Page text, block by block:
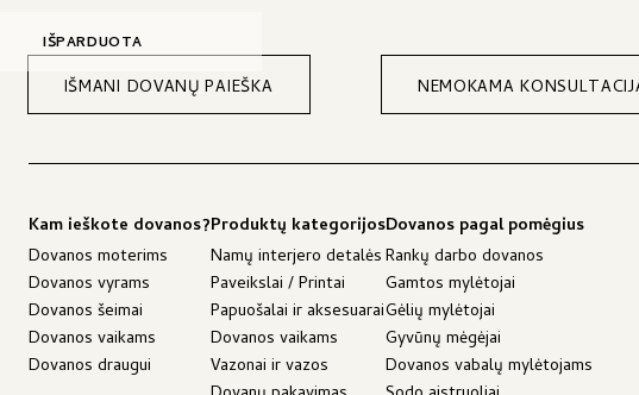
IŠPARDUOTA
IŠMANI DOVANŲ PAIEŠKA NEMOKAMA
Kam ieškote dovanos?
Dovanos moterims
Dovanos vyrams
Dovanos šeimai
Dovanos vaikams
Dovanos draugui
Produktų kategorijos
Namų interjero detalės
Paveikslai / Printai
Papuošalai ir aksesuarai
Dovanos vaikams
Vazonai ir vazos
Dovanos pagal pomėgius
Rankų darbo dovanos
Gamtos mylėtojai
Gėlių mylėtojai
Gyvūnų mėgėjai
Dovanos vabalų mylėtojams